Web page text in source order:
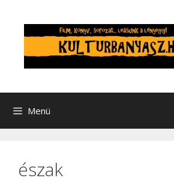
tartalomba
Menü
észak